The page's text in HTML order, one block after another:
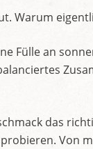
Warum
Fülle an
das
Von